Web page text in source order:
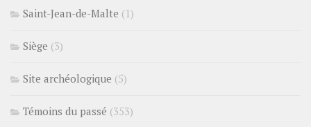
Saint-Jean-de-Malte (1)
Siège (3)
Site archéologique (5)
Témoins du passé (353)